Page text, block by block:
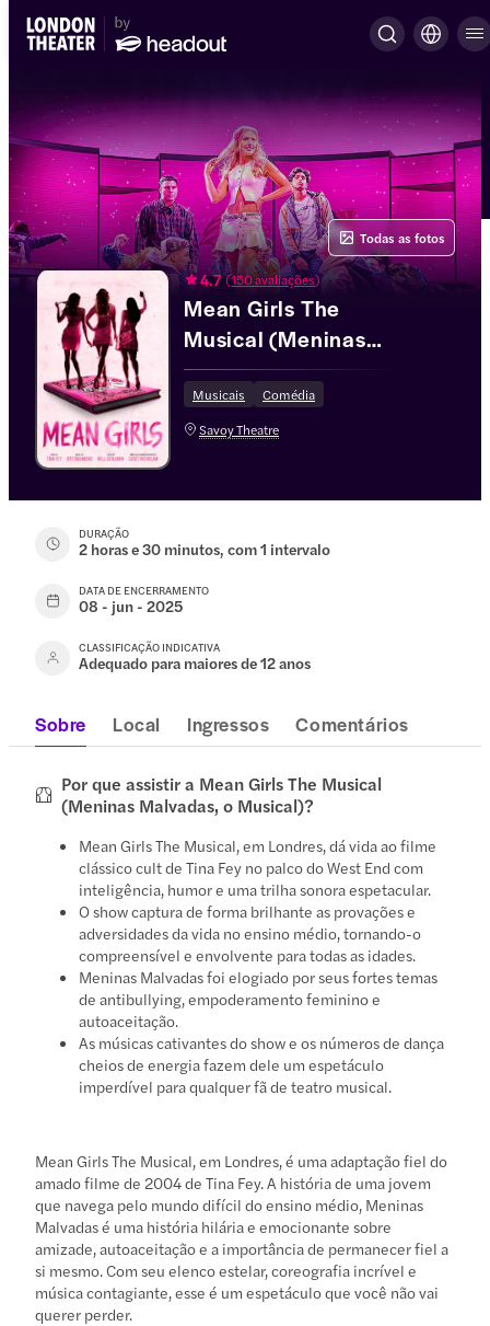
4.7 (150 avaliações)
Mean Girls The
Musical (Meninas
Malvadas, o
Musical)
Musicais
Comédia
Savoy Theatre
Todas as fotos
DURAÇÃO
2 horas e 30 minutos, com 1 intervalo
DATA DE ENCERRAMENTO
08 - jun - 2025
CLASSIFICAÇÃO INDICATIVA
Adequado para maiores de 12 anos
Sobre Local Ingressos Comentários
Por que assistir a Mean Girls The Musical
(Meninas Malvadas, o Musical)?
Mean Girls The Musical, em Londres, dá vida ao filme
clássico cult de Tina Fey no palco do West End com
inteligência, humor e uma trilha sonora espetacular.
O show captura de forma brilhante as provações e
adversidades da vida no ensino médio, tornando-o
compreensível e envolvente para todas as idades.
Meninas Malvadas foi elogiado por seus fortes temas
de antibullying, empoderamento feminino e
autoaceitação.
As músicas cativantes do show e os números de dança
cheios de energia fazem dele um espetáculo
imperdível para qualquer fã de teatro musical.
Mean Girls The Musical, em Londres, é uma adaptação fiel do
amado filme de 2004 de Tina Fey. A história de uma jovem
que navega pelo mundo difícil do ensino médio, Meninas
Malvadas é uma história hilária e emocionante sobre
amizade, autoaceitação e a importância de permanecer fiel a
si mesmo. Com seu elenco estelar, coreografia incrível e
música contagiante, esse é um espetáculo que você não vai
querer perder.